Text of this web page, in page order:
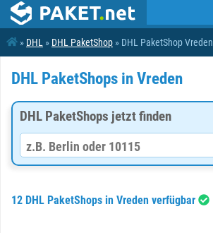
» DHL » DHL PaketShop » DHL PaketShop Vreden
DHL PaketShops in Vreden
DHL PaketShops jetzt finden
12 DHL PaketShops in Vreden verfügbar